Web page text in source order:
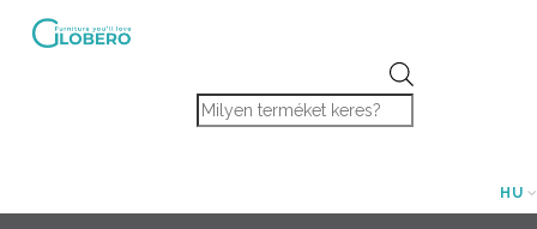
Products search
HU